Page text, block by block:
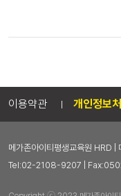
이용약관 개인정보
메가존아이티평생교육원 HRD
Tel:02-2108-9207 |